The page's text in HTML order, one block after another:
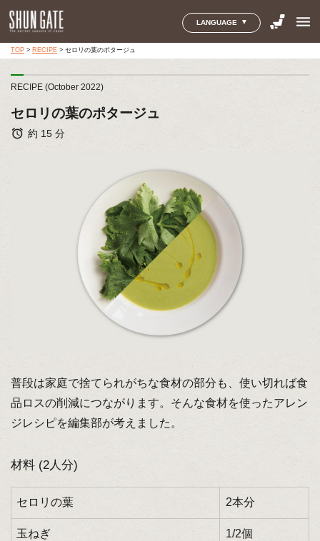
LANGUAGE menu
TOP> RECIPE> セロリの葉のポタージュ
RECIPE (October 2022)
セロリの葉のポタージュ
alarm 約 15 分
普段は家庭で捨てられがちな食材の部分も、使い切れば食
品ロスの削減につながります。そんな食材を使ったアレン
ジレシピを編集部が考えました。
材料 (2人分)
セロリの葉 2本分
玉ねぎ 1/2個